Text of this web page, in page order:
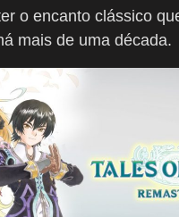
o encanto clássico
mais de uma década.